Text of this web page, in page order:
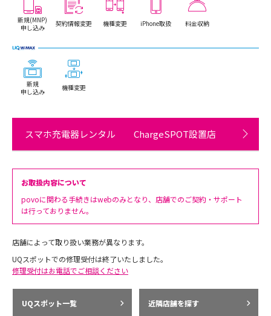
新規(MNP)
申し込み
契約情報変更 機種変更 iPhone取扱 料金収納
新規
申し込み
機種変更
スマホ充電器レンタル ChargeSPOT設置店
お取扱内容について
povoに関わる手続きはwebのみとなり、店舗でのご契約・サポート
は行っておりません。
店舗によって取り扱い業務が異なります。
UQスポットでの修理受付は終了いたしました。
修理受付はお電話でご相談ください
UQスポット一覧 近隣店舗を探す